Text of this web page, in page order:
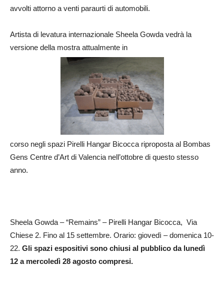
avvolti attorno a venti paraurti di automobili.
Artista di levatura internazionale Sheela Gowda vedrà la
versione della mostra attualmente in
corso negli spazi Pirelli Hangar Bicocca riproposta al Bombas
Gens Centre d’Art di Valencia nell’ottobre di questo stesso
anno.
Sheela Gowda – “Remains” – Pirelli Hangar Bicocca, Via
Chiese 2. Fino al 15 settembre. Orario: giovedì – domenica 10-
22. Gli spazi espositivi sono chiusi al pubblico da lunedì
12 a mercoledì 28 agosto compresi.